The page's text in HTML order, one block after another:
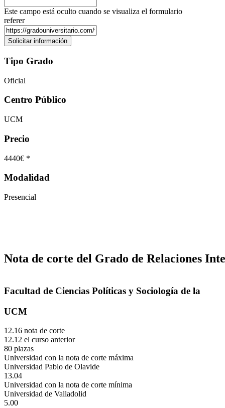
Este campo está oculto cuando se visualiza el formulario
referer
Tipo Grado
Oficial
Centro Público
UCM
Precio
4440€ *
Modalidad
Presencial
Nota de corte del Grado de Relaciones
Facultad de Ciencias Políticas y Sociología de la
UCM
12.16 nota de corte
12.12 el curso anterior
80 plazas
Universidad con la nota de corte máxima
Universidad Pablo de Olavide
13.04
Universidad con la nota de corte mínima
Universidad de Valladolid
5.00